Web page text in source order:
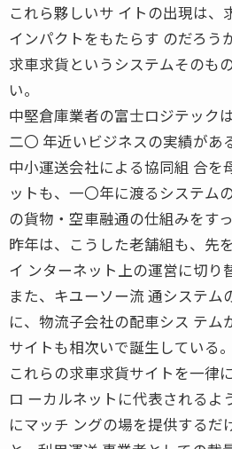
これら夥しいサ イトの出現は、
インパクトをもたらす のだろう
求車求貨というシステムそのも
い。
中堅倉庫業者の富士ロジテック
二〇 年近いビジネスの実績があ
中小運送会社による協同組 合を
ットも、一〇年に渡るシステム
の貨物・空車融通の仕組みをす
昨年は、こうした老舗組も、先
イ ンターネット上の運営に切り
また、キユーソー流 通システム
に、物流子会社の配車シス テム
サイトも相次いで誕生している。
これらの求車求貨サイトを一律
ロ ーカルネットに代表されるよ
にマッチ ングの場を提供するだ